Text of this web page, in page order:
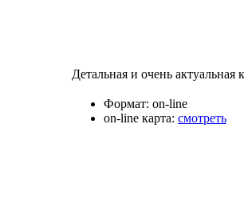
Детальная и очень
Формат: on-line
on-line карта: смотреть